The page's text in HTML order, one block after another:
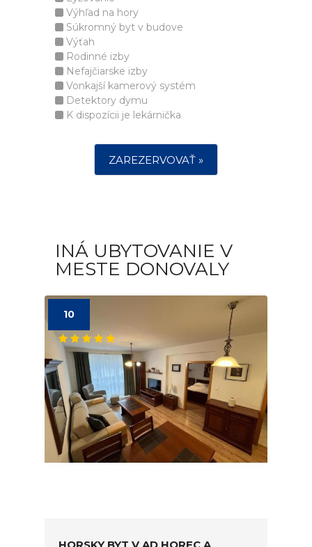
Výhľad na hory
Súkromný byt v budove
Výťah
Rodinné izby
Nefajčiarske izby
Vonkajší kamerový systém
Detektory dymu
K dispozícii je lekárnička
ZAREZERVOVAŤ »
INÁ UBYTOVANIE V
MESTE DONOVALY
10